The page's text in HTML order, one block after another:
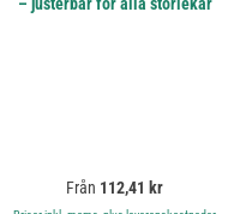
Ordinarie pris:
Från 112,41 kr